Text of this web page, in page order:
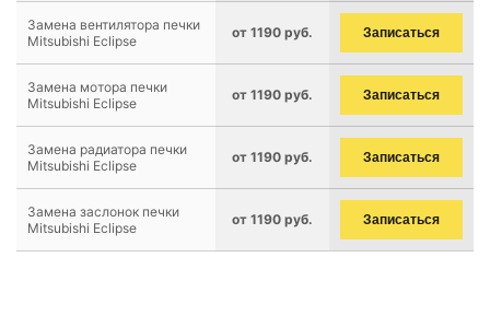
Замена вентилятора печки
Mitsubishi Eclipse
от 1190 руб. Записаться
Замена мотора печки
Mitsubishi Eclipse
от 1190 руб. Записаться
Замена радиатора печки
Mitsubishi Eclipse
от 1190 руб. Записаться
Замена заслонок печки
Mitsubishi Eclipse
от 1190 руб. Записаться